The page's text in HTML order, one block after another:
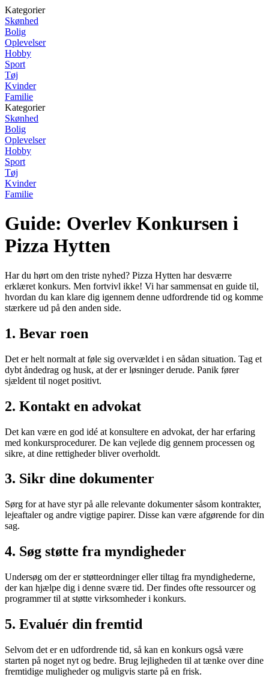
Kategorier
Skønhed
Bolig
Oplevelser
Hobby
Sport
Tøj
Kvinder
Familie
Kategorier
Skønhed
Bolig
Oplevelser
Hobby
Sport
Tøj
Kvinder
Familie
Guide: Overlev Konkursen i
Pizza Hytten
Har du hørt om den triste nyhed? Pizza Hytten har desværre
erklæret konkurs. Men fortvivl ikke! Vi har sammensat en guide til,
hvordan du kan klare dig igennem denne udfordrende tid og komme
stærkere ud på den anden side.
1. Bevar roen
Det er helt normalt at føle sig overvældet i en sådan situation. Tag et
dybt åndedrag og husk, at der er løsninger derude. Panik fører
sjældent til noget positivt.
2. Kontakt en advokat
Det kan være en god idé at konsultere en advokat, der har erfaring
med konkursprocedurer. De kan vejlede dig gennem processen og
sikre, at dine rettigheder bliver overholdt.
3. Sikr dine dokumenter
Sørg for at have styr på alle relevante dokumenter såsom kontrakter,
lejeaftaler og andre vigtige papirer. Disse kan være afgørende for din
sag.
4. Søg støtte fra myndigheder
Undersøg om der er støtteordninger eller tiltag fra myndighederne,
der kan hjælpe dig i denne svære tid. Der findes ofte ressourcer og
programmer til at støtte virksomheder i konkurs.
5. Evaluér din fremtid
Selvom det er en udfordrende tid, så kan en konkurs også være
starten på noget nyt og bedre. Brug lejligheden til at tænke over dine
fremtidige muligheder og muligvis starte på en frisk.